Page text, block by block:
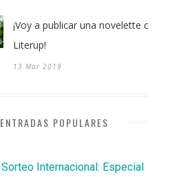
¡Voy a publicar una novelette con
Literup!
13 Mar 2019
ENTRADAS POPULARES
Sorteo Internacional: Especial